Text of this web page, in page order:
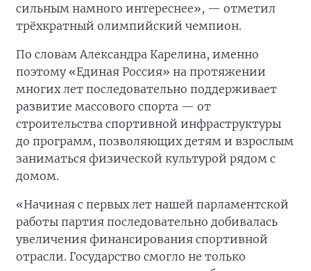
сильным намного интереснее», — отметил
трёхкратный олимпийский чемпион.
По словам Александра Карелина, именно
поэтому «Единая Россия» на протяжении
многих лет последовательно поддерживает
развитие массового спорта — от
строительства спортивной инфраструктуры
до программ, позволяющих детям и взрослым
заниматься физической культурой рядом с
домом.
«Начиная с первых лет нашей парламентской
работы партия последовательно добивалась
увеличения финансирования спортивной
отрасли. Государство смогло не только